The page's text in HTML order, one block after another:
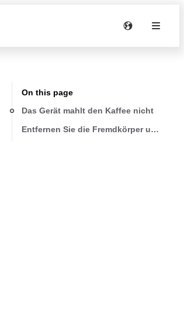
On this page
Das Gerät mahlt den Kaffee nicht
Entfernen Sie die Fremdkörper und